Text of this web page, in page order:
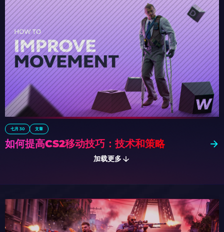
七月 30 文章
如何提高CS2移动技巧：技术和策略
加载更多